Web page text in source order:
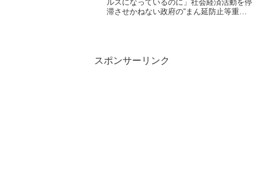
（ABEMA TIMES） – Yahoo!ニュ
ルスになっているのに」社会経済活動を停
滞させかねない政府の“まん延防止等重点
スポンサーリンク